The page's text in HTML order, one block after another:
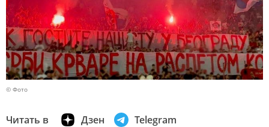
© Фото
Читать в Дзен Telegram